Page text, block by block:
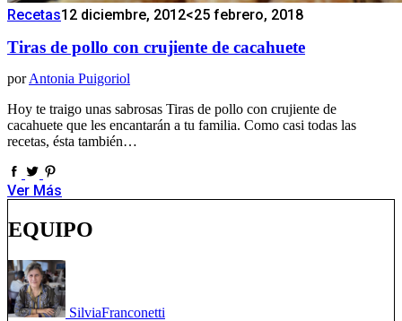
Recetas12 diciembre, 2012<25 febrero, 2018
Tiras de pollo con crujiente de cacahuete
por Antonia Puigoriol
Hoy te traigo unas sabrosas Tiras de pollo con crujiente de
cacahuete que les encantarán a tu familia. Como casi todas las
recetas, ésta también…
Ver Más
EQUIPO
SilviaFranconetti